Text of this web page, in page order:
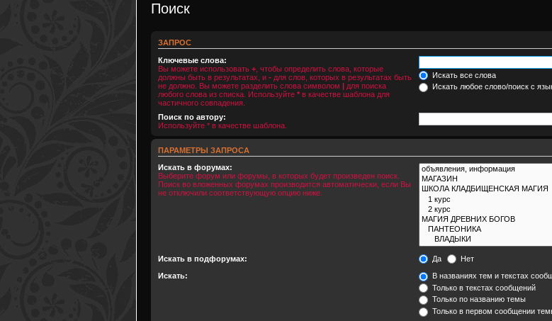
Поиск
ЗАПРОС
Ключевые слова:
Вы можете использовать + , чтобы определить слова, которые
должны быть в результатах, и - для слов, которых в результатах быть
не должно. Вы можете разделить слова символом | для поиска
любого слова из списка. Используйте * в качестве шаблона для
частичного совпадения.
Искать все слова
Искать любое слово/поиск с
Поиск по автору:
Используйте * в качестве шаблона.
ПАРАМЕТРЫ ЗАПРОСА
Искать в форумах:
Выберите форум или форумы, в которых будет произведен поиск.
Поиск во вложенных форумах производится автоматически, если Вы
не отключили соответствующую опцию ниже.
Искать в подфорумах: Да Нет
Искать:
В названиях тем и текстах
Только в текстах сообщений
Только по названию темы
Только в первом сообщении